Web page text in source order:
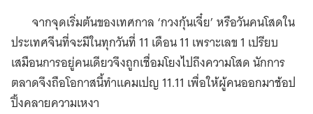
จากจุดเริ่มต้นของเทศกาล ‘กวงกุ้นเจี๋ย’ หรือวันคนโสดใน
ประเทศจีนที่จะมีในทุกวันที่ 11 เดือน 11 เพราะเลข 1 เปรียบ
เสมือนการอยู่คนเดียวจึงถูกเชื่อมโยงไปถึงความโสด นักการ
ตลาดจึงถือโอกาสนี้ทำแคมเปญ 11.11 เพื่อให้ผู้คนออกมาช้อป
ปิ้งคลายความเหงา